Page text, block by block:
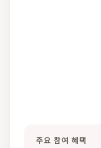
주요 참여 혜택